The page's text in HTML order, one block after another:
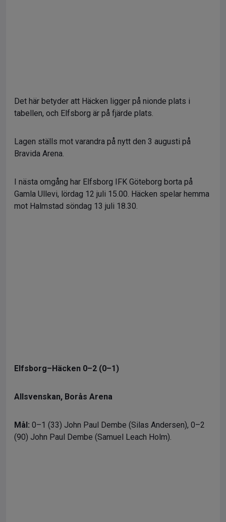
Det här betyder att Häcken ligger på nionde plats i
tabellen, och Elfsborg är på fjärde plats.
Lagen ställs mot varandra på nytt den 3 augusti på
Bravida Arena.
I nästa omgång har Elfsborg IFK Göteborg borta på
Gamla Ullevi, lördag 12 juli 15.00. Häcken spelar hemma
mot Halmstad söndag 13 juli 18.30.
Elfsborg–Häcken 0–2 (0–1)
Allsvenskan, Borås Arena
Mål: 0–1 (33) John Paul Dembe (Silas Andersen), 0–2
(90) John Paul Dembe (Samuel Leach Holm).